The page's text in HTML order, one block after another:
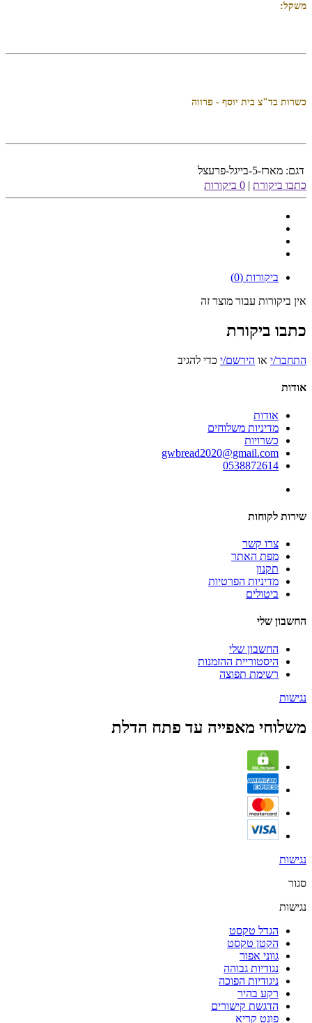
משקל:
כשרות בד"צ בית יוסף - פרווה
דגם: מארז-5-בייגל-פרעצל
כתבו ביקורת | 0 ביקורות
ביקורות (0)
אין ביקורות עבור מוצר זה
כתבו ביקורת
התחבר/י או הירשם/י כדי להגיב
אודות
אודות
מדיניות משלוחים
כשרויות
gwbread2020@gmail.com
0538872614
שירות לקוחות
צרו קשר
מפת האתר
תקנון
מדיניות הפרטיות
ביטולים
החשבון שלי
החשבון שלי
היסטוריית ההזמנות
רשימת תפוצה
נגישות
משלוחי מאפייה עד פתח הדלת
נגישות
סגור
נגישות
הגדל טקסט
הקטן טקסט
גווני אפור
נגודיות גבוהה
ניגודיות הפוכה
רקע בהיר
הדגשת קישורים
פונט קריא